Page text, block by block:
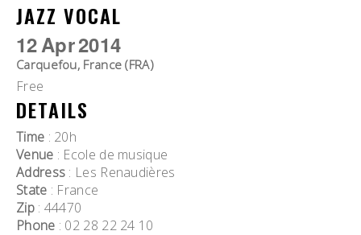
JAZZ VOCAL
12Apr2014
Carquefou, France (FRA)
Free
DETAILS
Time : 20h
Venue : Ecole de musique
Address : Les Renaudières
State : France
Zip: 44470
Phone : 02 28 22 24 10